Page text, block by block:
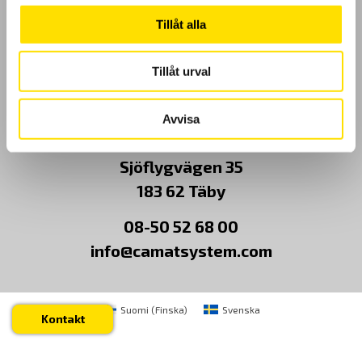
Tillåt alla
Tillåt urval
Avvisa
Kundundersökning
Om Oss
Kontakt
CA Mätsystem AB
Sjöflygvägen 35
183 62 Täby
08-50 52 68 00
info@camatsystem.com
Kontakt
Suomi (Finska) Svenska